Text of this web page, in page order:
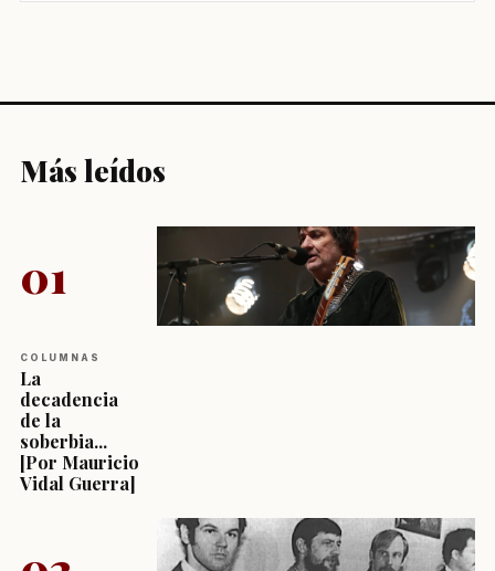
Más leídos
01
COLUMNAS
La
decadencia
de la
soberbia...
[Por Mauricio
Vidal Guerra]